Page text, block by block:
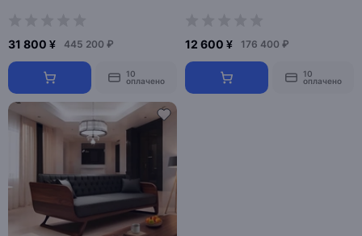
31 800 ¥ 445 200 ₽
10
оплачено
12 600 ¥ 176 400 ₽
10
оплачено